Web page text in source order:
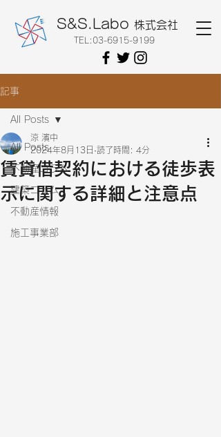
S&S.Labo 株式会社
TEL: 03-6915-9199
記事
All Posts
不動産コラム
建築コラム
不動産情報
施工事業部
All Posts
賃貸借契約における徒歩表
示に関する詳細と注意点
涼 濱中
2024年8月13日 読了時間: 4分